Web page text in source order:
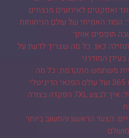
ואפקטים לאירועים מנצחים
הסוד האמיתי של עולם הניחוחות
תופסים אותך
כאן: כל מה שצריך לדעת על
המודרני
משתמש מתקדמת: כל מה
השער למשחק הגדול: איך לבצע 7XL הפקדה בצורה
הצעד הראשון והחשוב ביותר